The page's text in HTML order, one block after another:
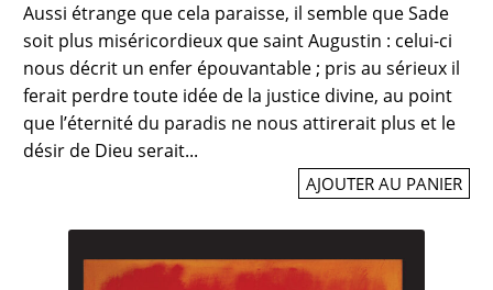
Aussi étrange que cela paraisse, il semble que Sade
soit plus miséricordieux que saint Augustin : celui-ci
nous décrit un enfer épouvantable ; pris au sérieux il
ferait perdre toute idée de la justice divine, au point
que l’éternité du paradis ne nous attirerait plus et le
désir de Dieu serait...
AJOUTER AU PANIER